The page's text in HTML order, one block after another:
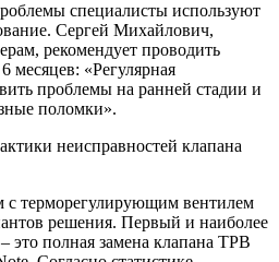
специалисты используют
Сергей Михайлович,
рекомендует проводить
месяцев: «Регулярная
проблемы на ранней стадии и
поломки».
неисправностей клапана
терморегулирующим вентилем
решения. Первый и наиболее
это полная замена клапана ТРВ